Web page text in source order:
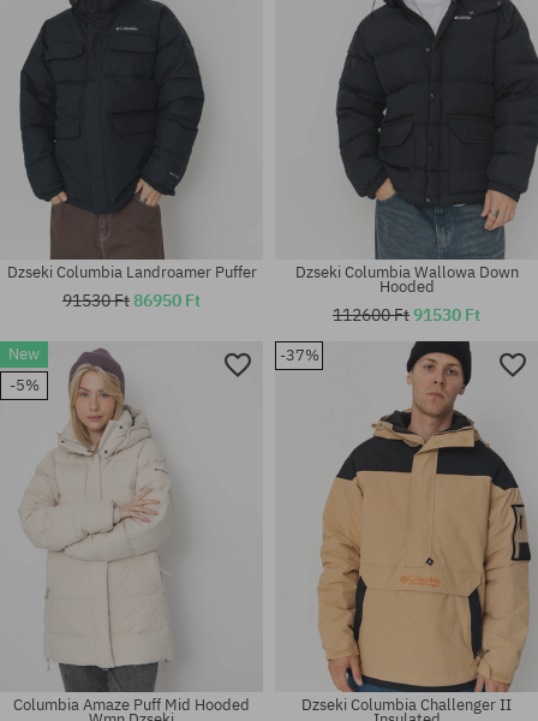
Elérhető méretek:
M; L; XL
Elérhető méretek:
Dzseki Columbia Landroamer Puffer
91530 Ft86950 Ft
Dzseki Columbia Wallowa Down
Hooded
112600 Ft91530 Ft
New
-5%
Columbia Amaze Puff Mid Hooded
-37%
Dzseki Columbia Challenger II